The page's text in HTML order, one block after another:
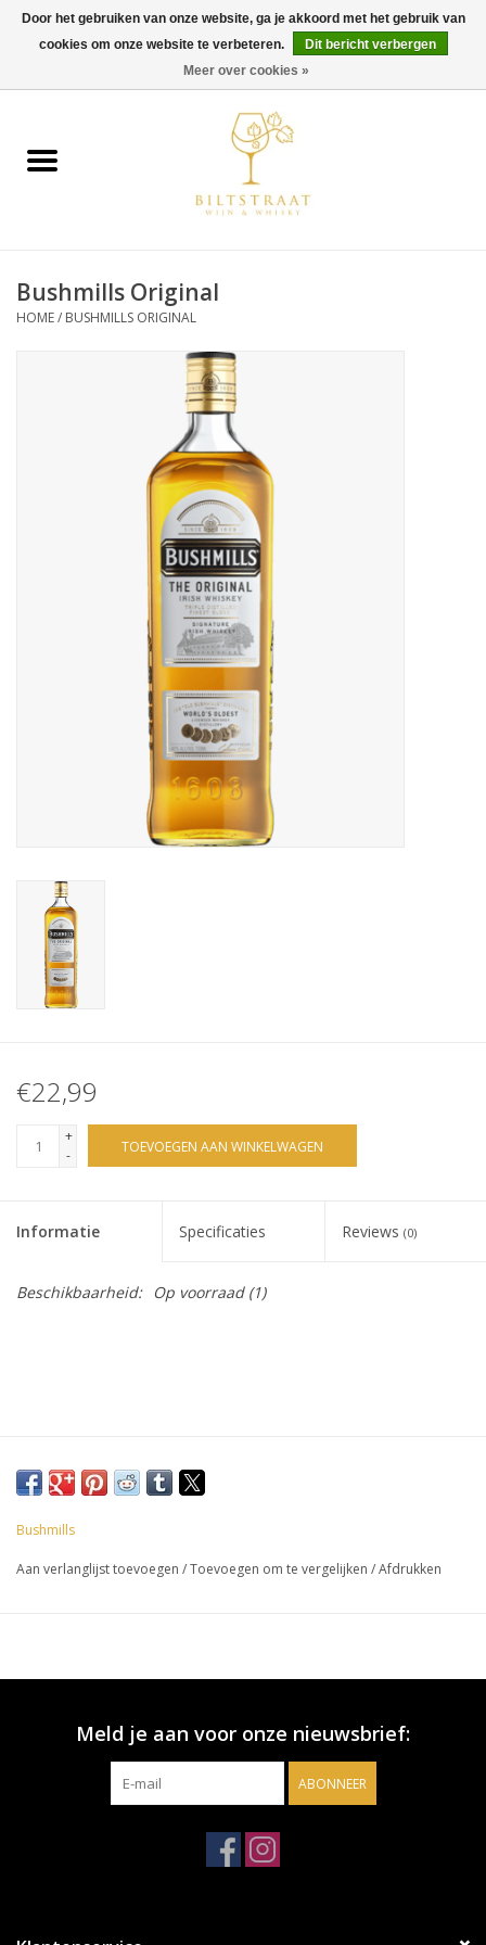
0 Artikelen - €0,00
Wijn
Gin & Tonic
Bushmills Original
HOME/ BUSHMILLS ORIGINAL
€22,99
+
-
TOEVOEGEN AAN WINKELWAGEN
Informatie Specificaties Reviews (0)
Beschikbaarheid: Op voorraad(1)
Bushmills
Aan verlanglijst toevoegen /Toevoegen om te vergelijken /Afdrukken
Meld je aan voor onze nieuwsbrief:
ABONNEER
Door het gebruiken van onze website, ga je akkoord met het gebruik van
cookies om onze website te verbeteren.
Dit bericht verbergen
Meer over cookies »